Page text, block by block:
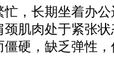
，长期坐着办公
肌肉处于紧张
硬，缺乏弹性